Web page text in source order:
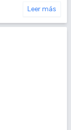
Leer más